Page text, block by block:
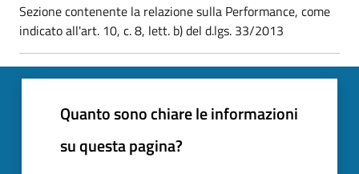
Sezione contenente la relazione sulla Performance, come
indicato all'art. 10, c. 8, lett. b) del d.lgs. 33/2013
Quanto sono chiare le informazioni
su questa pagina?